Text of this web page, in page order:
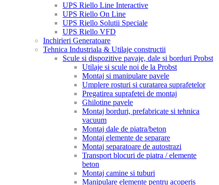
UPS Riello Line Interactive
UPS Riello On Line
UPS Riello Solutii Speciale
UPS Riello VFD
Inchirieri Generatoare
Tehnica Industriala & Utilaje constructii
Scule si dispozitive pavaje, dale si borduri Probst
Utilaje si scule noi de la Probst
Montaj si manipulare pavele
Umplere rosturi si curatarea suprafetelor
Pregatirea suprafetei de montaj
Ghilotine pavele
Montaj borduri, prefabricate si tehnica
vacuum
Montaj dale de piatra/beton
Montaj elemente de separare
Montaj separatoare de autostrazi
Transport blocuri de piatra / elemente
beton
Montaj camine si tuburi
Manipulare elemente pentru acoperis